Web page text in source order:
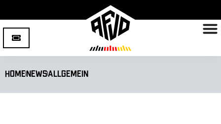
HomeNewsAllgemein